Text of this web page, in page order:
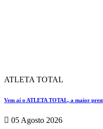
ATLETA TOTAL
Vem aí o ATLETA TOTAL, a maior
05 Agosto 2026